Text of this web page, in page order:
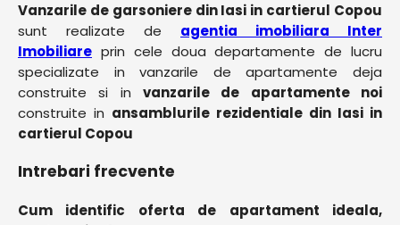
Vanzarile de garsoniere din Iasi in cartierul Copou
sunt realizate de agentia imobiliara Inter
Imobiliare prin cele doua departamente de lucru
specializate in vanzarile de apartamente deja
construite si in vanzarile de apartamente noi
construite in ansamblurile rezidentiale din Iasi in
cartierul Copou
Intrebari frecvente
Cum identific oferta de apartament ideala,